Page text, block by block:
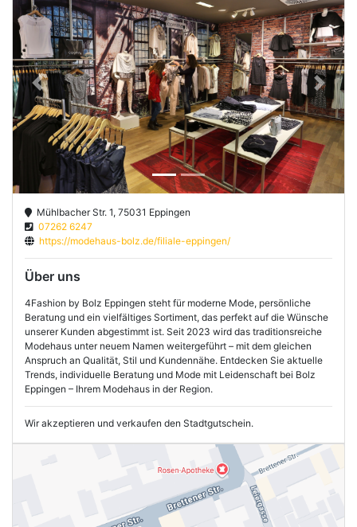
Previous Next
Mühlbacher Str. 1, 75031 Eppingen
07262 6247
https://modehaus-bolz.de/filiale-eppingen/
Über uns
4Fashion by Bolz Eppingen steht für moderne Mode, persönliche
Beratung und ein vielfältiges Sortiment, das perfekt auf die Wünsche
unserer Kunden abgestimmt ist. Seit 2023 wird das traditionsreiche
Modehaus unter neuem Namen weitergeführt – mit dem gleichen
Anspruch an Qualität, Stil und Kundennähe. Entdecken Sie aktuelle
Trends, individuelle Beratung und Mode mit Leidenschaft bei Bolz
Eppingen – Ihrem Modehaus in der Region.
Wir akzeptieren und verkaufen den Stadtgutschein.